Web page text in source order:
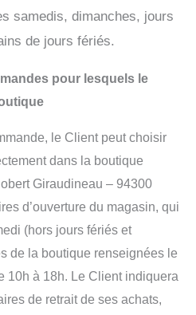
samedis, dimanches, jours
de jours fériés.
pour lesquels le
le Client peut choisir
dans la boutique
Giraudineau – 94300
d’ouverture du magasin, qui
(hors jours fériés et
de la boutique renseignées le
10h à 18h. Le Client indiquera
de retrait de ses achats,